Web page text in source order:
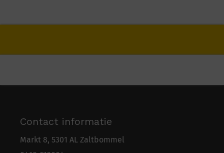
Contact informatie
Markt 8, 5301 AL Zaltbommel